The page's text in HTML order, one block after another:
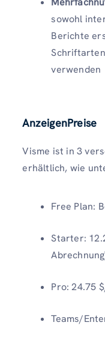
sowohl
Berichte
verwenden
AnzeigenPreise
Visme ist in 3
erhältlich, wie
Free Plan:
Starter:
Pro: 24.75
Teams/